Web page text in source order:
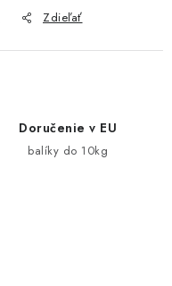
Zdieľať
Doručenie v EU
balíky do 10kg